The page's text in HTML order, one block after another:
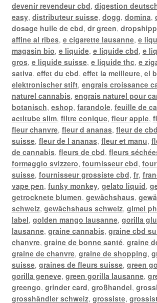
devenir revendeur cbd, digestion
easy, distributeur suisse, dogg, domina,
dosage huile de cbd, dr green,
affine al ribes, e cigarette lausanne, e
magasin bio, e liquide, e liquide cbd, e
gros, e liquide suisse, e liquide thc, e
sativa, effet du cbd, effet la meilleure, el
elektronischer stift, engrais croissance
naturel cannabis, engrais naturel pour
botanisch, eshop, farandole, feuille de
actitube slim, filtre conique, fleur apple,
fleur chanvre, fleur d ananas, fleur de cbd
suisse, fleur de l ananas, fleur et manu,
de cannabis, fleurs de cbd, fleurs
formaggio svizzero, fournisseur cbd,
suisse, fournisseur grossiste cbd, fr,
vape pen, funky monkey, gelato liquid,
getrocknete blumen, gewächshaus,
schweiz, gewächshaus schweiz, gimel
label, golden mango lausanne, gorilla
lausanne, graine cannabis, graine cbd
chanvre, graine de bonne santé, graine
graine de chanvre, graine de shopping,
suisse, graines de fleurs suisse, green
gorilla geneve, green gorilla lausanne,
greengo, grinder card, großhandel,
grosshändler schweiz, grossiste,